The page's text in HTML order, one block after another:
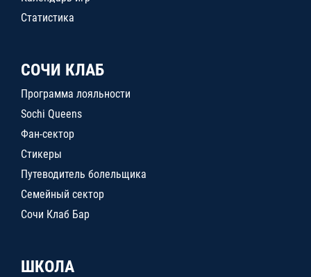
Статистика
СОЧИ КЛАБ
Программа лояльности
Sochi Queens
Фан-сектор
Стикеры
Путеводитель болельщика
Семейный сектор
Сочи Клаб Бар
ШКОЛА